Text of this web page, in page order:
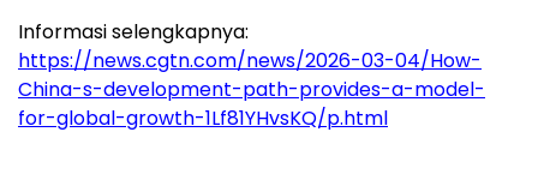
Informasi selengkapnya:
https://news.cgtn.com/news/2026-03-04/How-
China-s-development-path-provides-a-model-
for-global-growth-1Lf81YHvsKQ/p.html